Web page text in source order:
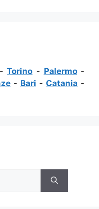
-Torino - Palermo-
- Bari - Catania -